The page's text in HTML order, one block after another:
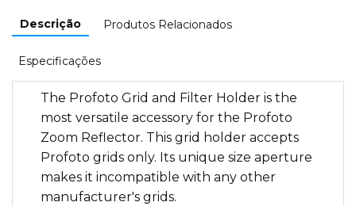
Descrição Produtos Relacionados
Especificações
The Profoto Grid and Filter Holder is the
most versatile accessory for the Profoto
Zoom Reflector. This grid holder accepts
Profoto grids only. Its unique size aperture
makes it incompatible with any other
manufacturer's grids.